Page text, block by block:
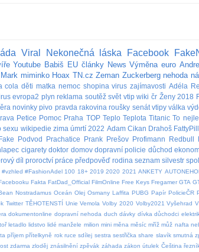
Viral Nekonečná láska Facebook
Youtube Babiš EU články News Výměna euro
Mark miminko Hoax TN.cz Zeman Zuckerberg nehoda
cola děti matka nemoc shopina virus zajímavosti Adéla
evropa2 plyn reklama soutěž svět vtip wiki čr Ženy 2018
novinky pivo pravda rakovina roušky senát vtipy válka
Petice Pomoc Praha TOP Teplo Teplota Titanic To
sexu wikipedie zima úmrtí 2022 Adam Cikan Drahoš
Podvod Prachatice Prank Prešov Profimann Redbull
cigarety doktor domov dopravní policie důchod
díl proroctví práce předpověď rodina seznam silvestr
#FashionAdel 100 18+ 2019 2020 2021 ANKETY
Fakta FatDad_Official FilmOnline Free Keys Fregamer GTA
Nostradamus Oceán Olej Osmany Laffita PUBG Papír PolicieČR
Twitter TĚHOTENSTÍ Unie Vemola Volby 2020 Volby2021 Vyšehrad
dokumentonline dopravní nehoda duch dávky dívka důchodci
letadlo lidstvo lidé manžele milion mini měna měsíc mříž můž nafta
příjem přítelkyně rok ruce sdílej sestra sestřička share slavík smutná
zdarma zloděj znásilnění zpěvák záhada zákon útulek Čeština